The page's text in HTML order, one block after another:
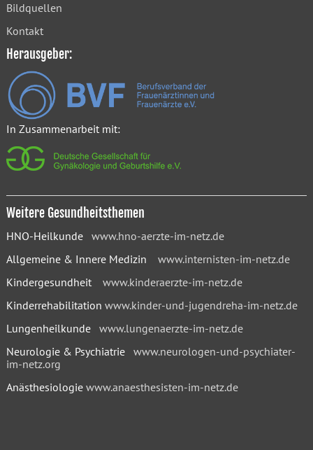
Bildquellen
Kontakt
Herausgeber:
In Zusammenarbeit mit:
Weitere Gesundheitsthemen
HNO-Heilkunde www.hno-aerzte-im-netz.de
Allgemeine & Innere Medizin www.internisten-im-netz.de
Kindergesundheit www.kinderaerzte-im-netz.de
Kinderrehabilitation www.kinder-und-jugendreha-im-netz.de
Lungenheilkunde www.lungenaerzte-im-netz.de
Neurologie & Psychiatrie www.neurologen-und-psychiater-
im-netz.org
Anästhesiologie www.anaesthesisten-im-netz.de